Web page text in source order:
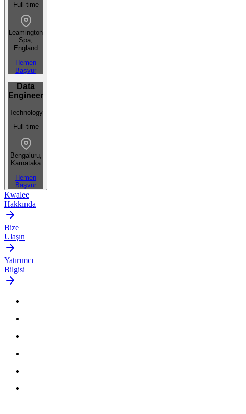
Full-time
Leamington
Spa,
England
Hemen
Başvur
Data
Engineer
Technology
Full-time
Bengaluru,
Karnataka
Hemen
Başvur
Kwalee
Hakkında
Bize
Ulaşın
Yatırımcı
Bilgisi